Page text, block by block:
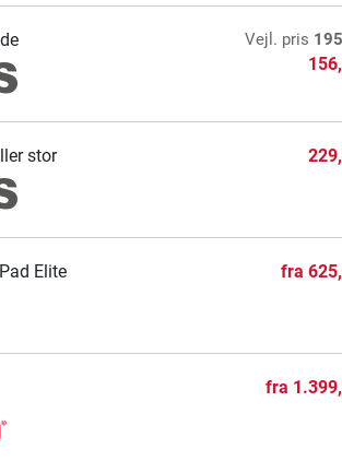
Vejl. pris
156,
stor 229,
Elite fra625,
fra 1.399,